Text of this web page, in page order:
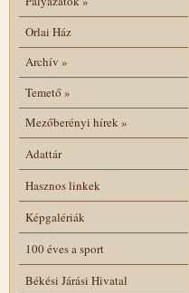
Orlai Ház
Archív »
Temető»
Mezőberényi hírek»
Adattár
Hasznos linkek
Képgalériák
100 éves a sport
Békési Járási Hivatal